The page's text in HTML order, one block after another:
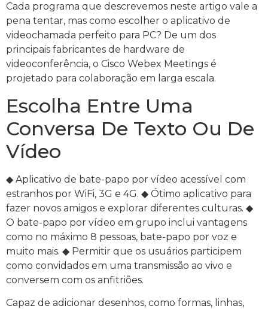
Cada programa que descrevemos neste artigo vale a
pena tentar, mas como escolher o aplicativo de
videochamada perfeito para PC? De um dos
principais fabricantes de hardware de
videoconferência, o Cisco Webex Meetings é
projetado para colaboração em larga escala.
Escolha Entre Uma
Conversa De Texto Ou De
Vídeo
◆ Aplicativo de bate-papo por vídeo acessível com
estranhos por WiFi, 3G e 4G. ◆ Ótimo aplicativo para
fazer novos amigos e explorar diferentes culturas. ◆
O bate-papo por vídeo em grupo inclui vantagens
como no máximo 8 pessoas, bate-papo por voz e
muito mais. ◆ Permitir que os usuários participem
como convidados em uma transmissão ao vivo e
conversem com os anfitriões.
Capaz de adicionar desenhos, como formas, linhas,